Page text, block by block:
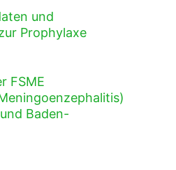
und
Prophylaxe
FSME
Baden-